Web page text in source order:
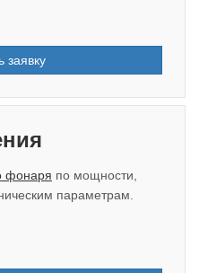
заявку
фонаря по мощности,
параметрам.